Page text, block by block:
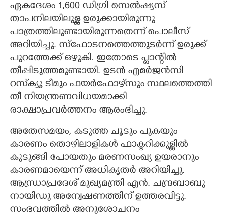
ഏകദേശം 1,600 ഡിഗ്രി സെൽഷ്യസ്
താപനിലയിലുള്ള ഉരുക്കായിരുന്നു
പാത്രത്തിലുണ്ടായിരുന്നതെന്ന് പൊലീസ്
അറിയിച്ചു. സ്ഫോടനത്തെത്തുടർന്ന് ഉരുക്ക്
പുറത്തേക്ക് ഒഴുകി. ഇതോടെ പ്ലാന്റിൽ
തീപ്പിടുത്തമുണ്ടായി. ഉടൻ എമർജൻസി
റസ്‌ക്യൂ ടീമും ഫയർഫോഴ്‌സും സ്ഥലത്തെത്തി
തീ നിയന്ത്രണവിധയമാക്കി
രാക്ഷാപ്രവർത്തനം ആരംഭിച്ചു.
അതേസമയം, കടുത്ത ചൂടും പുകയും
കാരണം തൊഴിലാളികൾ ഫാക്ടറിക്കുള്ളിൽ
കുടുങ്ങി പോയതും മരണസംഖ്യ ഉയരാനും
കാരണമായെന്ന് അധികൃതർ അറിയിച്ചു.
ആന്ധ്രാപ്രദേശ് മുഖ്യമന്ത്രി എൻ. ചന്ദ്രബാബു
നായിഡു അന്വേഷണത്തിന് ഉത്തരവിട്ടു.
സംഭവത്തിൽ അനുശോചനം